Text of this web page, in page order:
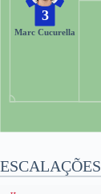
3
Marc Cucurella
ESCALAÇÕES